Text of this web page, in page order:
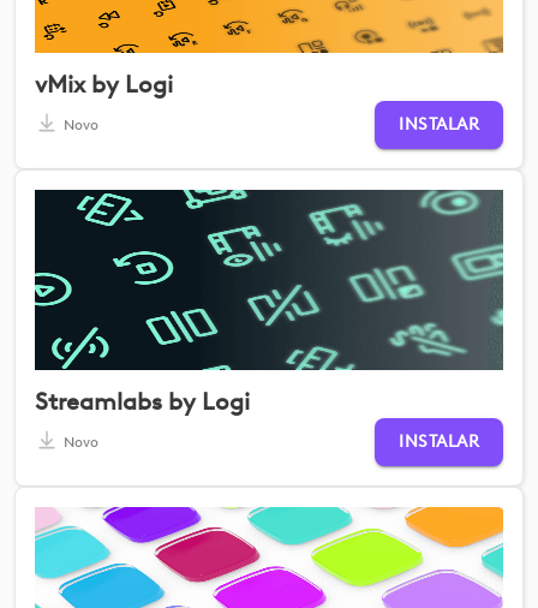
vMix by Logi
Novo INSTALAR
Streamlabs by Logi
Novo INSTALAR